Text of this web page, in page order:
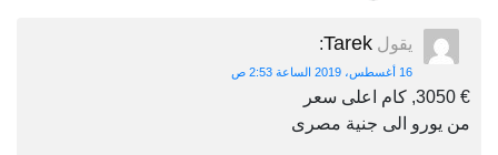
يقول Tarek
:
16 أغسطس، 2019 الساعة 2:53 ص
€ 3050, كام اعلى سعر
من يورو الى جنية مصرى